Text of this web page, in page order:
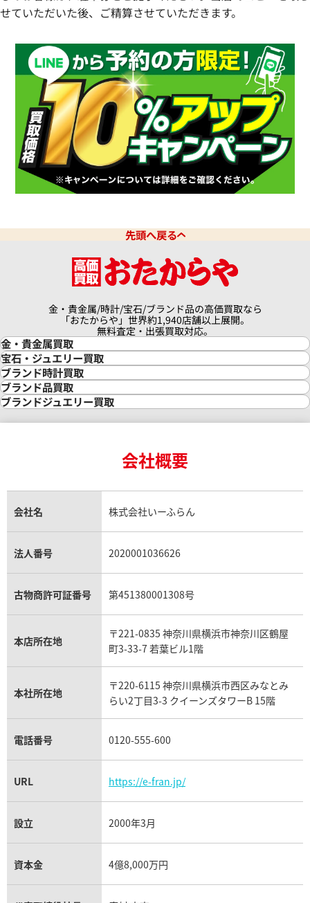
せていただいた後、ご精算させていただきます。
先頭へ戻る
金・貴金属/時計/宝石/ブランド品の高価買取なら
「おたからや」世界約1,940店舗以上展開。
無料査定・出張買取対応。
金・貴金属買取
金買取
金の相場価格情報
金の参考買取価格一覧
インゴット買取
インゴットの相場価格情報
24金買取
金貨買取
貴金属買取
銀・シルバー買取
パラジウム買取
宝石・ジュエリー買取
宝石・ジュエリー買取
ダイヤモンド買取
ダイヤモンド・宝石の参考価格一覧
リング・結婚指輪買取
エメラルド買取
トパーズ買取
タンザナイト買取
キャッツアイ買取
アクアマリン買取
ブランド時計買取
時計買取
ロレックス買取
ロレックス デイトナ買取
ロレックス サブマリーナー買取
ロレックス エクスプローラー買取
ロレックス デイトジャスト買取
パテック フィリップノーチラス買取
ヴァシュロン・コンスタンタン買取
オメガ買取
カルティエ買取
フランク ミュラー買取
リシャール・ミル買取
パネライ買取
チューダー（チュードル）買取
ブランド品買取
ブランド買取
シャネル マトラッセ買取
セリーヌ買取
プラダ買取
ブランドジュエリー買取
ヴァンクリーフ＆アーペル買取
ショーメ買取
ダミアーニ買取
モーブッサン買取
会社概要
会社名 株式会社いーふらん
法人番号 2020001036626
古物商許可証番号 第451380001308号
本店所在地
〒221-0835 神奈川県横浜市神奈川区鶴屋
町3-33-7 若葉ビル1階
本社所在地
〒220-6115 神奈川県横浜市西区みなとみ
らい2丁目3-3 クイーンズタワーB 15階
電話番号 0120-555-600
URL https://e-fran.jp/
設立 2000年3月
資本金 4億8,000万円